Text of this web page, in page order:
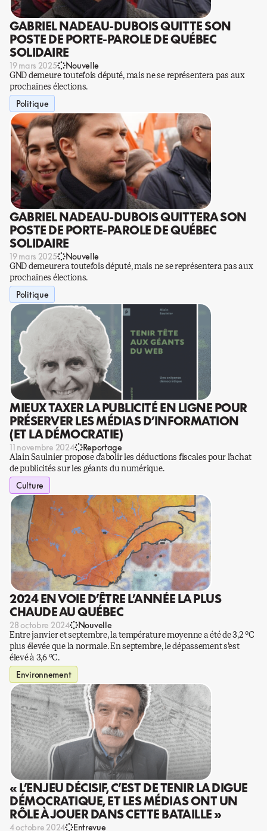
GABRIEL NADEAU-DUBOIS QUITTE SON
POSTE DE PORTE-PAROLE DE QUÉBEC
SOLIDAIRE
19 mars 2025 Nouvelle
GND demeure toutefois député, mais ne se représentera pas aux
prochaines élections.
Politique
GABRIEL NADEAU-DUBOIS QUITTERA SON
POSTE DE PORTE-PAROLE DE QUÉBEC
SOLIDAIRE
19 mars 2025 Nouvelle
GND demeurera toutefois député, mais ne se représentera pas aux
prochaines élections.
Politique
MIEUX TAXER LA PUBLICITÉ EN LIGNE POUR
PRÉSERVER LES MÉDIAS D’INFORMATION
(ET LA DÉMOCRATIE)
11 novembre 2024 Reportage
Alain Saulnier propose d’abolir les déductions fiscales pour l’achat
de publicités sur les géants du numérique.
Culture
2024 EN VOIE D’ÊTRE L’ANNÉE LA PLUS
CHAUDE AU QUÉBEC
28 octobre 2024 Nouvelle
Entre janvier et septembre, la température moyenne a été de 3,2 °C
plus élevée que la normale. En septembre, le dépassement s’est
élevé à 3,6 °C.
Environnement
« L’ENJEU DÉCISIF, C’EST DE TENIR LA DIGUE
DÉMOCRATIQUE, ET LES MÉDIAS ONT UN
RÔLE À JOUER DANS CETTE BATAILLE »
4 octobre 2024 Entrevue